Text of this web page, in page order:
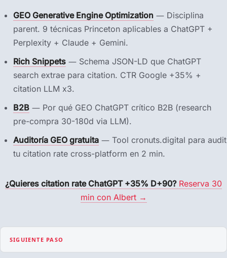
GEO Generative Engine Optimization — Disciplina
parent. 9 técnicas Princeton aplicables a ChatGPT +
Perplexity + Claude + Gemini.
Rich Snippets — Schema JSON-LD que ChatGPT
search extrae para citation. CTR Google +35% +
citation LLM x3.
B2B — Por qué GEO ChatGPT crítico B2B (research
pre-compra 30-180d via LLM).
Auditoría GEO gratuita — Tool cronuts.digital para audit
tu citation rate cross-platform en 2 min.
¿Quieres citation rate ChatGPT +35% D+90?Reserva 30
min con Albert →
SIGUIENTE PASO